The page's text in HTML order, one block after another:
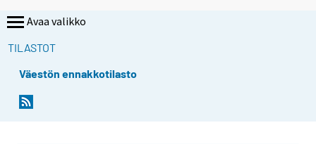
Avaa valikko
TILASTOT
Väestön ennakkotilasto